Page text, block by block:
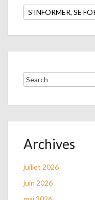
Catégories
Archives
juillet 2026
juin 2026